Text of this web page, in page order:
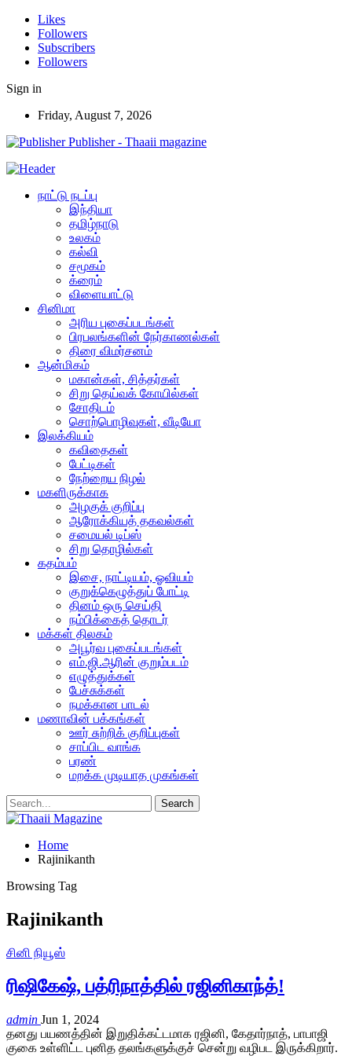
Likes
Followers
Subscribers
Followers
Sign in
Friday, August 7, 2026
Publisher - Thaaii magazine
நாட்டு நடப்பு
இந்தியா
தமிழ்நாடு
உலகம்
கல்வி
சமூகம்
க்ரைம்
விளையாட்டு
சினிமா
அரிய புகைப்படங்கள்
பிரபலங்களின் நேர்காணல்கள்
திரை விமர்சனம்
ஆன்மிகம்
மகான்கள், சித்தர்கள்
சிறு தெய்வக் கோயில்கள்
சோதிடம்
சொற்பொழிவுகள், வீடியோ
இலக்கியம்
கவிதைகள்
பேட்டிகள்
நேற்றைய நிழல்
மகளிருக்காக
அழகுக் குறிப்பு
ஆரோக்கியத் தகவல்கள்
சமையல் டிப்ஸ்
சிறு தொழில்கள்
கதம்பம்
இசை, நாட்டியம், ஓவியம்
குறுக்கெழுத்துப் போட்டி
தினம் ஒரு செய்தி
நம்பிக்கைத் தொடர்
மக்கள் திலகம்
அபூர்வ புகைப்படங்கள்
எம்.ஜி.ஆரின் குறும்படம்
எழுத்துக்கள்
பேச்சுக்கள்
நமக்கான பாடல்
மணாவின் பக்கங்கள்
ஊர் சுற்றிக் குறிப்புகள்
சாப்பிட வாங்க
பரண்
மறக்க முடியாத முகங்கள்
Home
Rajinikanth
Browsing Tag
Rajinikanth
சினி நியூஸ்
ரிஷிகேஷ், பத்ரிநாத்தில் ரஜினிகாந்த்!
admin Jun 1, 2024
தனது பயணத்தின் இறுதிக்கட்டமாக ரஜினி, கேதார்நாத், பாபாஜி
குகை உள்ளிட்ட புனித தலங்களுக்குச் சென்று வழிபட இருக்கிறார்.